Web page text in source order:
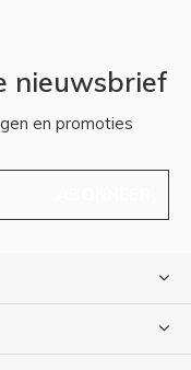
nieuwsbrief
en promoties